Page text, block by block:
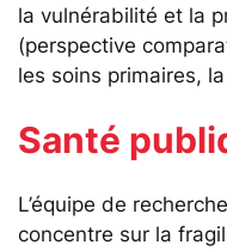
la vulnérabilité et la
(perspective
les soins primaires,
Santé
L’équipe de
concentre sur la